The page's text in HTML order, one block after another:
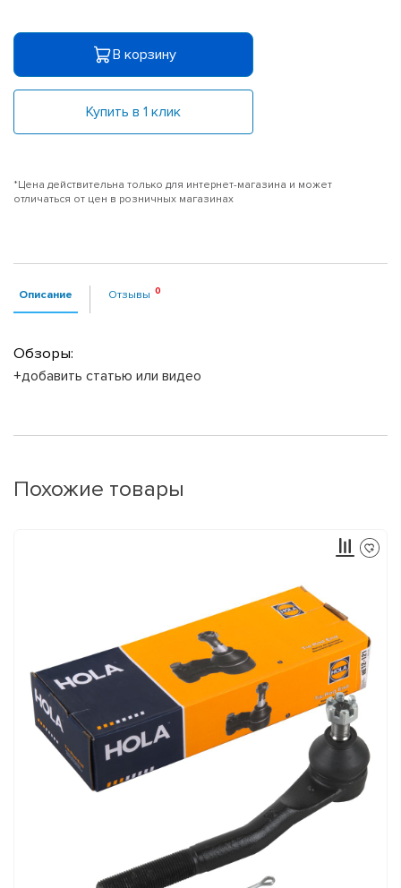
В корзину
Купить в 1 клик
*Цена действительна только для интернет-магазина и может
отличаться от цен в розничных магазинах
Описание Отзывы
Обзоры:
+добавить статью или видео
Похожие товары